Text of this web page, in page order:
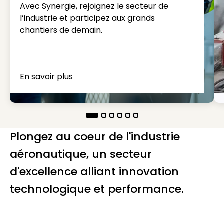
Avec Synergie, rejoignez le secteur de
l’industrie et participez aux grands
chantiers de demain.
En savoir plus
Plongez au coeur de l'industrie
aéronautique, un secteur
d'excellence alliant innovation
technologique et performance.